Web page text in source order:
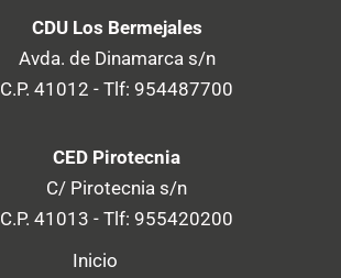
CDU Los Bermejales
Avda. de Dinamarca s/n
C.P. 41012 - Tlf: 954487700
CED Pirotecnia
C/ Pirotecnia s/n
C.P. 41013 - Tlf: 955420200
Inicio